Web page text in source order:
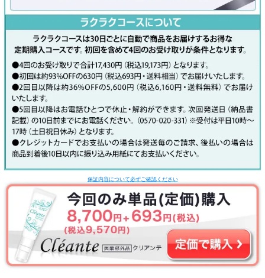
保証内容について必ずご確認ください